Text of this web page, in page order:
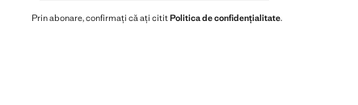
Prin abonare, confirmați că ați cititPolitica de confidențialitate.